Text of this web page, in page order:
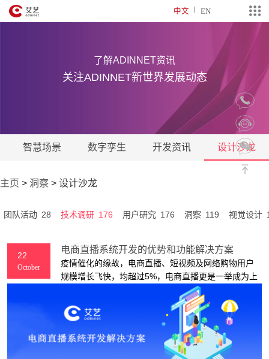
中文 EN
了解ADINNET资讯
关注ADINNET新世界发展动态
智慧场景 数字孪生 开发资讯 设计沙龙
主页 > 洞察 > 设计沙龙
团队活动 28 技术调研 176 用户研究 176 洞察 119 视觉设计
22
October
电商直播系统开发的优势和功能解决方案
疫情催化的缘故，电商直播、短视频及网络购物用户
规模增长飞快，均超过5%，电商直播更是一举成为上
半年增长最快的个人互联网应用，增长人次4430万，
规模增速达16.7%。本文，上海艾艺软件开发公司给
大家讲解一下电商直播系统开发的优势和功能架构方